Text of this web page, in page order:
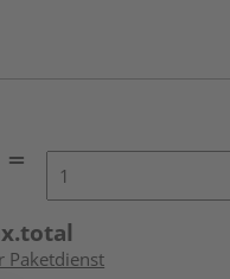
Paketdienst